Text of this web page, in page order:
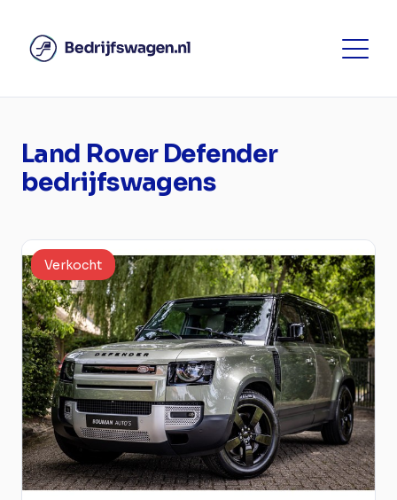
Land Rover Defender
bedrijfswagens
Verkocht